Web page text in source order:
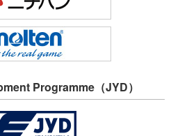
Programme（JYD）